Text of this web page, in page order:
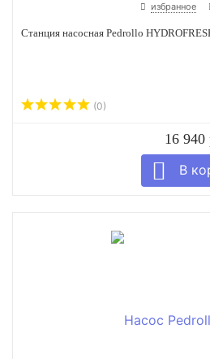
избранное
Станция насосная Pedrollo
(0)
16 940